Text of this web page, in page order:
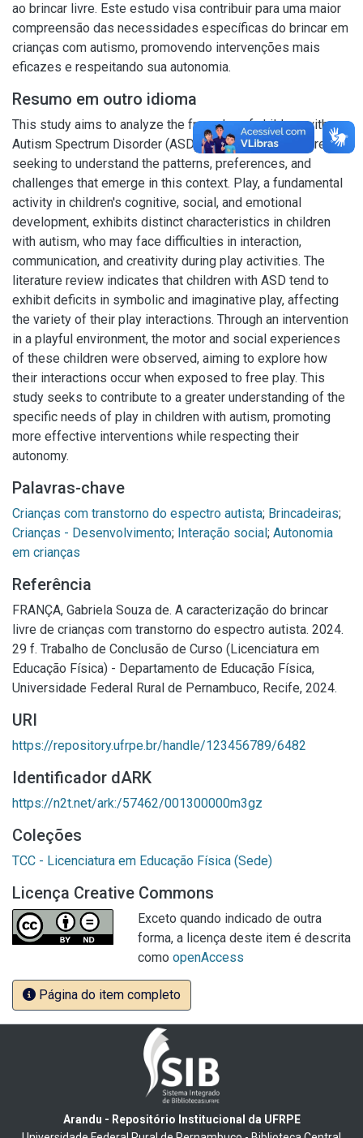
ao brincar livre. Este estudo visa contribuir para uma maior
compreensão das necessidades específicas do brincar em
crianças com autismo, promovendo intervenções mais
eficazes e respeitando sua autonomia.
Resumo em outro idioma
This study aims to analyze the free play of children with
Autism Spectrum Disorder (ASD) without adult interference,
seeking to understand the patterns, preferences, and
challenges that emerge in this context. Play, a fundamental
activity in children's cognitive, social, and emotional
development, exhibits distinct characteristics in children
with autism, who may face difficulties in interaction,
communication, and creativity during play activities. The
literature review indicates that children with ASD tend to
exhibit deficits in symbolic and imaginative play, affecting
the variety of their play interactions. Through an intervention
in a playful environment, the motor and social experiences
of these children were observed, aiming to explore how
their interactions occur when exposed to free play. This
study seeks to contribute to a greater understanding of the
specific needs of play in children with autism, promoting
more effective interventions while respecting their
autonomy.
Palavras-chave
Crianças com transtorno do espectro autista; Brincadeiras;
Crianças - Desenvolvimento; Interação social; Autonomia
em crianças
Referência
FRANÇA, Gabriela Souza de. A caracterização do brincar
livre de crianças com transtorno do espectro autista. 2024.
29 f. Trabalho de Conclusão de Curso (Licenciatura em
Educação Física) - Departamento de Educação Física,
Universidade Federal Rural de Pernambuco, Recife, 2024.
URI
https://repository.ufrpe.br/handle/123456789/6482
Identificador dARK
https://n2t.net/ark:/57462/001300000m3gz
Coleções
TCC - Licenciatura em Educação Física (Sede)
Licença Creative Commons
Exceto quando indicado de outra
forma, a licença deste item é descrita
como openAccess
Página do item completo
Arandu - Repositório Institucional da UFRPE